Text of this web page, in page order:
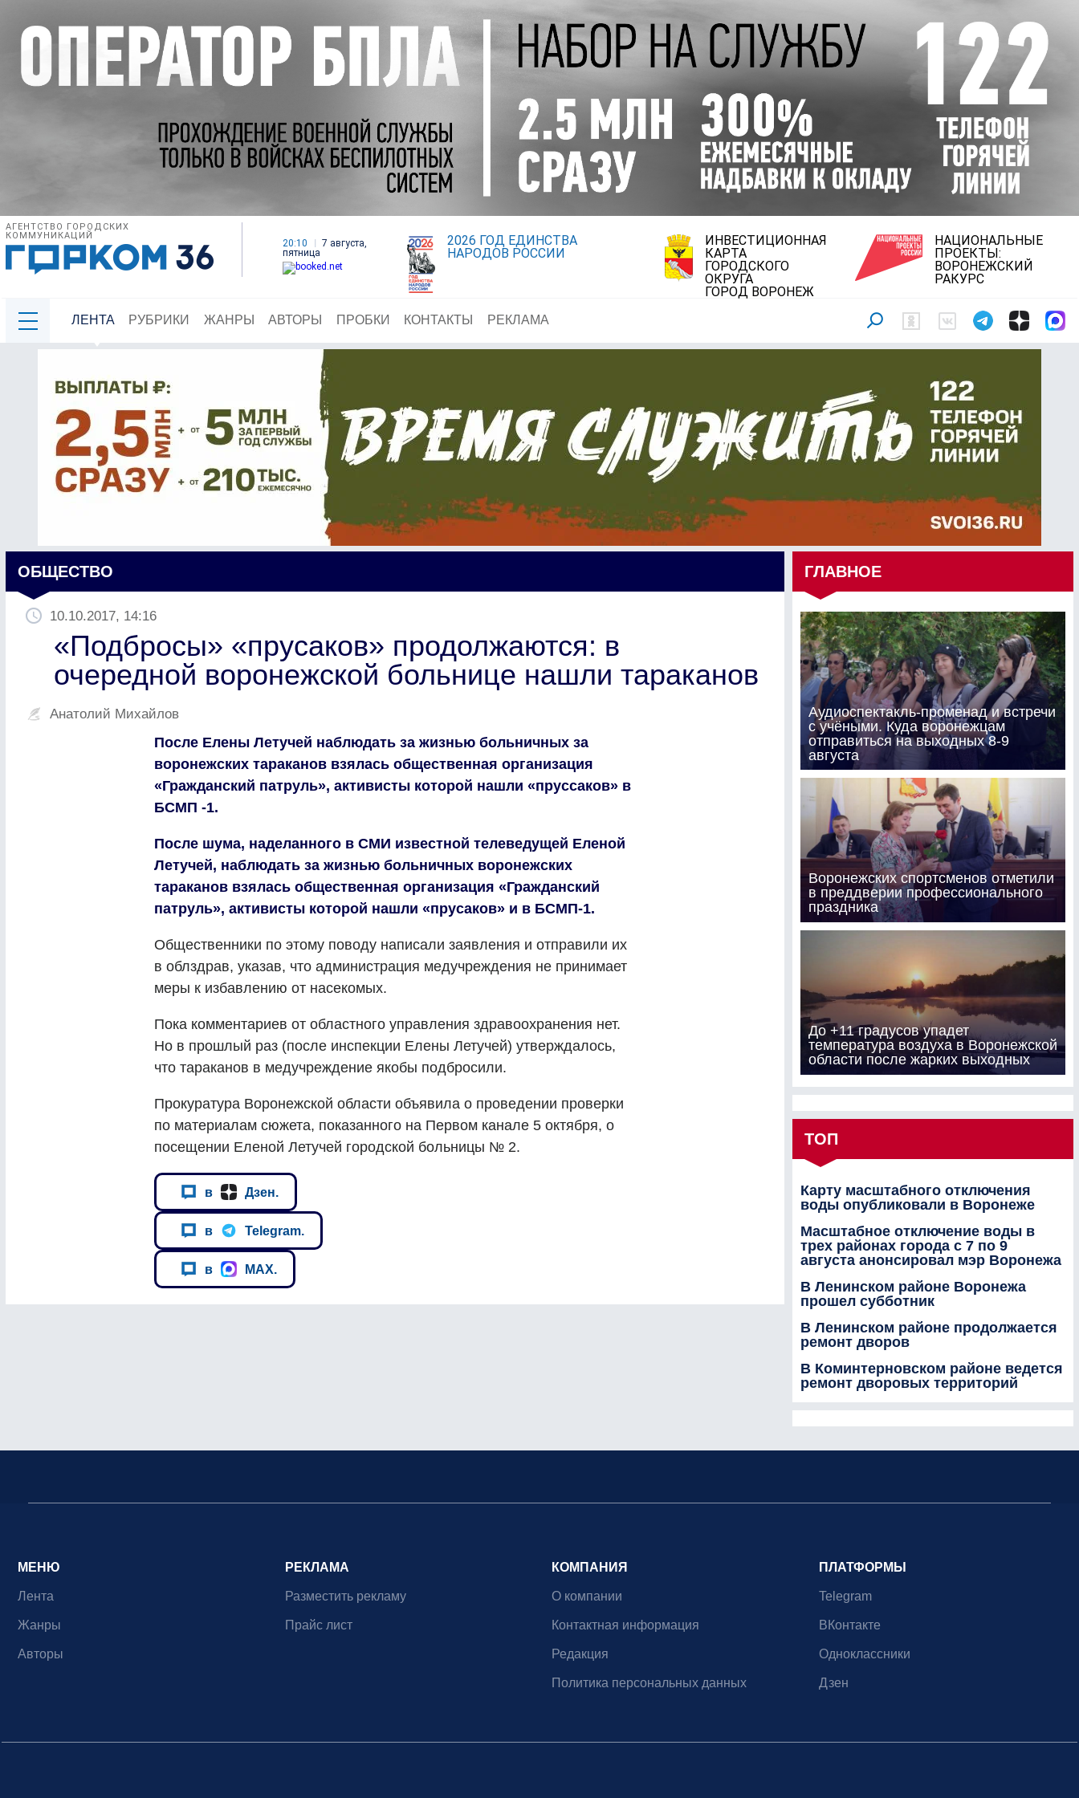
АГЕНТСТВО ГОРОДСКИХ
КОММУНИКАЦИЙ
20:10
7 августа,
пятница
2026 ГОД ЕДИНСТВА
НАРОДОВ РОССИИ
ИНВЕСТИЦИОННАЯ
КАРТА
ГОРОДСКОГО
ОКРУГА
ГОРОД ВОРОНЕЖ
НАЦИОНАЛЬНЫЕ
ПРОЕКТЫ:
ВОРОНЕЖСКИЙ
РАКУРС
ЛЕНТА РУБРИКИ ЖАНРЫ АВТОРЫ ПРОБКИ КОНТАКТЫ РЕКЛАМА
ОБЩЕСТВО
10.10.2017, 14:16
«Подбросы» «прусаков» продолжаются: в
очередной воронежской больнице нашли тараканов
Анатолий Михайлов
После Елены Летучей наблюдать за жизнью больничных за
воронежских тараканов взялась общественная организация
«Гражданский патруль», активисты которой нашли «пруссаков» в
БСМП -1.
После шума, наделанного в СМИ известной телеведущей Еленой
Летучей, наблюдать за жизнью больничных воронежских
тараканов взялась общественная организация «Гражданский
патруль», активисты которой нашли «прусаков» и в БСМП-1.
Общественники по этому поводу написали заявления и отправили их
в облздрав, указав, что администрация медучреждения не принимает
меры к избавлению от насекомых.
Пока комментариев от областного управления здравоохранения нет.
Но в прошлый раз (после инспекции Елены Летучей) утверждалось,
что тараканов в медучреждение якобы подбросили.
Прокуратура Воронежской области объявила о проведении проверки
по материалам сюжета, показанного на Первом канале 5 октября, о
посещении Еленой Летучей городской больницы № 2.
в Дзен.
в Telegram.
в MAX.
ГЛАВНОЕ
Аудиоспектакль-променад и встречи
с учёными. Куда воронежцам
отправиться на выходных 8-9
августа
Воронежских спортсменов отметили
в преддверии профессионального
праздника
До +11 градусов упадет
температура воздуха в Воронежской
области после жарких выходных
ТОП
Карту масштабного отключения
воды опубликовали в Воронеже
Масштабное отключение воды в
трех районах города с 7 по 9
августа анонсировал мэр Воронежа
В Ленинском районе Воронежа
прошел субботник
В Ленинском районе продолжается
ремонт дворов
В Коминтерновском районе ведется
ремонт дворовых территорий
МЕНЮ
Лента
Жанры
Авторы
РЕКЛАМА
Разместить рекламу
Прайс лист
КОМПАНИЯ
О компании
Контактная информация
Редакция
Политика персональных данных
ПЛАТФОРМЫ
Telegram
ВКонтакте
Одноклассники
Дзен